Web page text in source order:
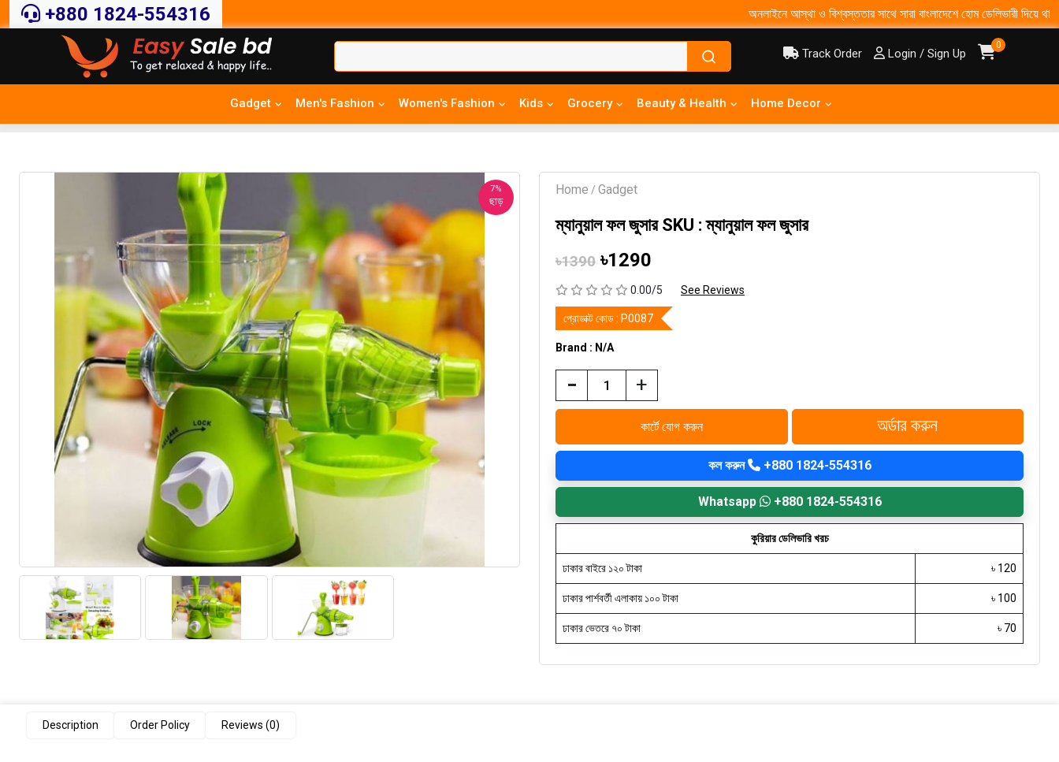
+880 1824-554316 অনলাইনে আস্থা ও বিশ্বস্ততার সাথে সারা বাংলাদেশে হোম ডেলিভারী দিয়ে থাকি ৩-৫
Track Order Login / Sign Up
0
Gadget Men's Fashion Women's Fashion Kids Grocery Beauty & Health Home Decor
7%
ছাড়
Home / Gadget
ম্যানুয়াল ফল জুসার SKU : ম্যানুয়াল ফল জুসার
৳1390 ৳1290
0.00/5 See Reviews
প্রোডাক্ট কোড : P0087
Brand : N/A
- +
কার্টে যোগ করুন অর্ডার করুন
কল করুন +880 1824-554316
Whatsapp +880 1824-554316
কুরিয়ার ডেলিভারি খরচ
ঢাকার বাইরে ১২০ টাকা ৳ 120
ঢাকার পার্শবর্তী এলাকায় ১০০ টাকা ৳ 100
ঢাকার ভেতরে ৭০ টাকা ৳ 70
Description Order Policy Reviews (0)